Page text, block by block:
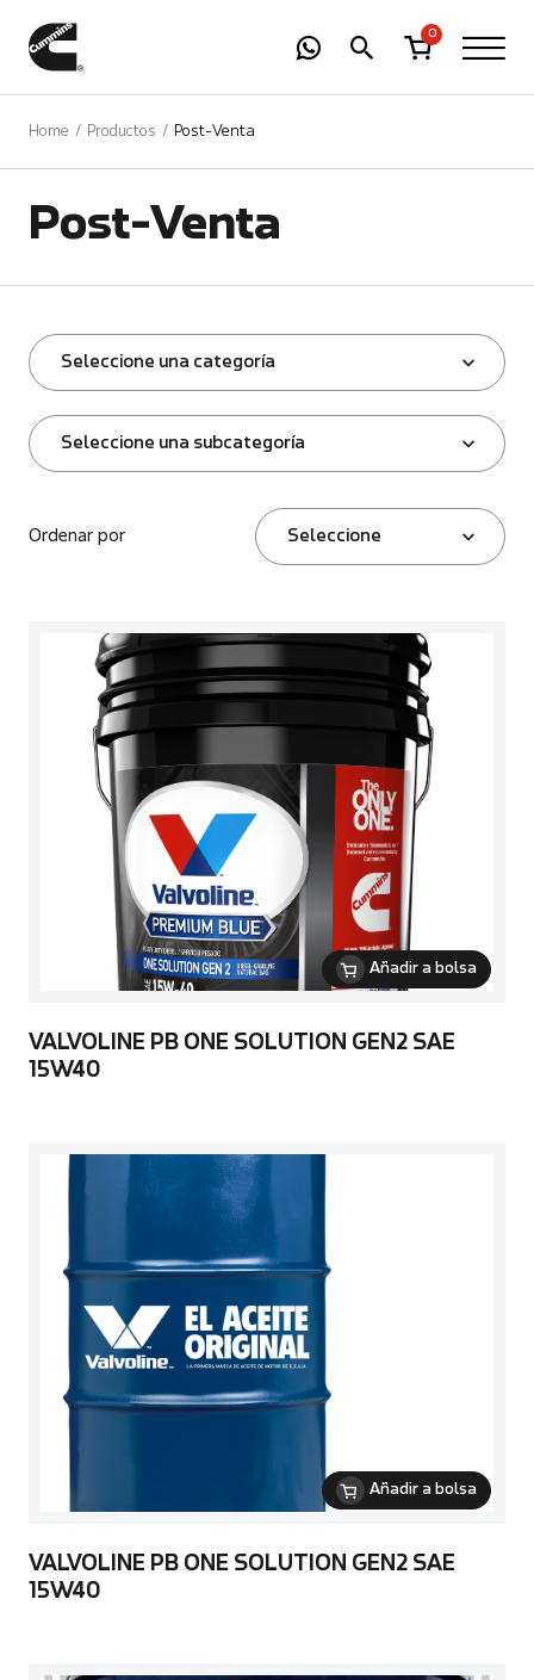
0
Home Productos Post-Venta
Post-Venta
Seleccione una categoría
Seleccione una subcategoría
Ordenar por Seleccione
Añadir a bolsa
VALVOLINE PB ONE SOLUTION GEN2 SAE
15W40
Añadir a bolsa
VALVOLINE PB ONE SOLUTION GEN2 SAE
15W40